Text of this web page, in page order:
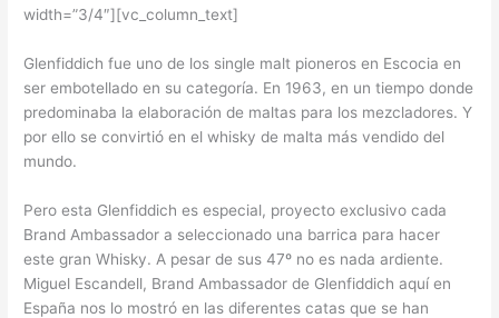
width=”3/4″][vc_column_text]
Glenfiddich fue uno de los single malt pioneros en Escocia en
ser embotellado en su categoría. En 1963, en un tiempo donde
predominaba la elaboración de maltas para los mezcladores. Y
por ello se convirtió en el whisky de malta más vendido del
mundo.
Pero esta Glenfiddich es especial, proyecto exclusivo cada
Brand Ambassador a seleccionado una barrica para hacer
este gran Whisky. A pesar de sus 47º no es nada ardiente.
Miguel Escandell, Brand Ambassador de Glenfiddich aquí en
España nos lo mostró en las diferentes catas que se han